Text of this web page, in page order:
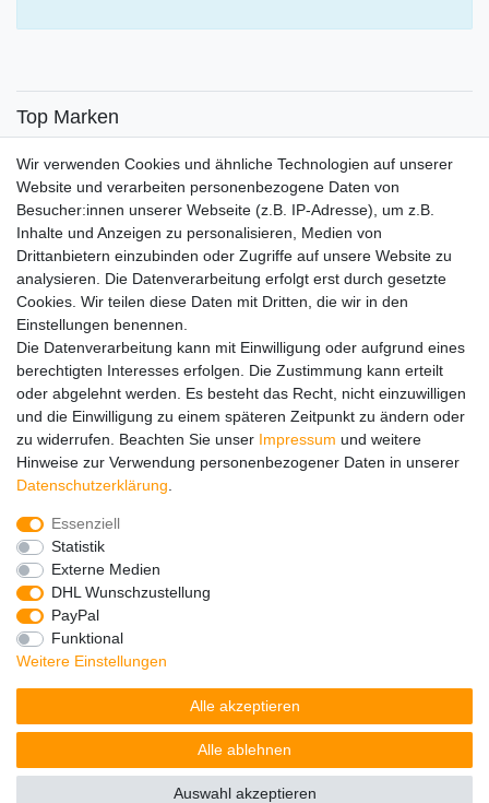
Top Marken
Top Themen
Adventskalender
Service
Versandinfos
FAQ
Ersatzteile
Registrieren
Wir versenden mit
Impressum
Barrierefreiheitserklärung
Wir verwenden Cookies und ähnliche Technologien auf unserer
Website und verarbeiten personenbezogene Daten von
Besucher:innen unserer Webseite (z.B. IP-Adresse), um z.B.
Inhalte und Anzeigen zu personalisieren, Medien von
Drittanbietern einzubinden oder Zugriffe auf unsere Website zu
analysieren. Die Datenverarbeitung erfolgt erst durch gesetzte
Cookies. Wir teilen diese Daten mit Dritten, die wir in den
Einstellungen benennen.
Die Datenverarbeitung kann mit Einwilligung oder aufgrund eines
berechtigten Interesses erfolgen. Die Zustimmung kann erteilt
oder abgelehnt werden. Es besteht das Recht, nicht einzuwilligen
und die Einwilligung zu einem späteren Zeitpunkt zu ändern oder
zu widerrufen. Beachten Sie unser Impressum und weitere
Hinweise zur Verwendung personenbezogener Daten in unserer
Daten­schutz­erklärung
Essenziell
Statistik
Externe Medien
DHL Wunschzustellung
PayPal
Funktional
Weitere Einstellungen
Alle akzeptieren
Alle ablehnen
Auswahl akzeptieren